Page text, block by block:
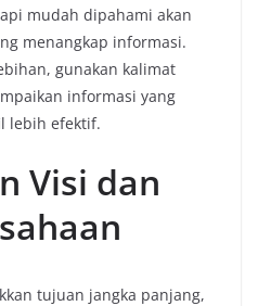
mudah dipahami akan
menangkap informasi.
gunakan kalimat
informasi yang
lebih efektif.
Visi dan
tujuan jangka panjang,